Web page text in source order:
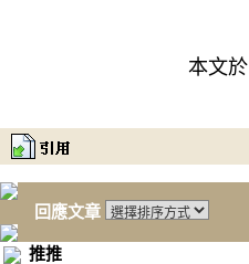
本文於
回應文章
推推